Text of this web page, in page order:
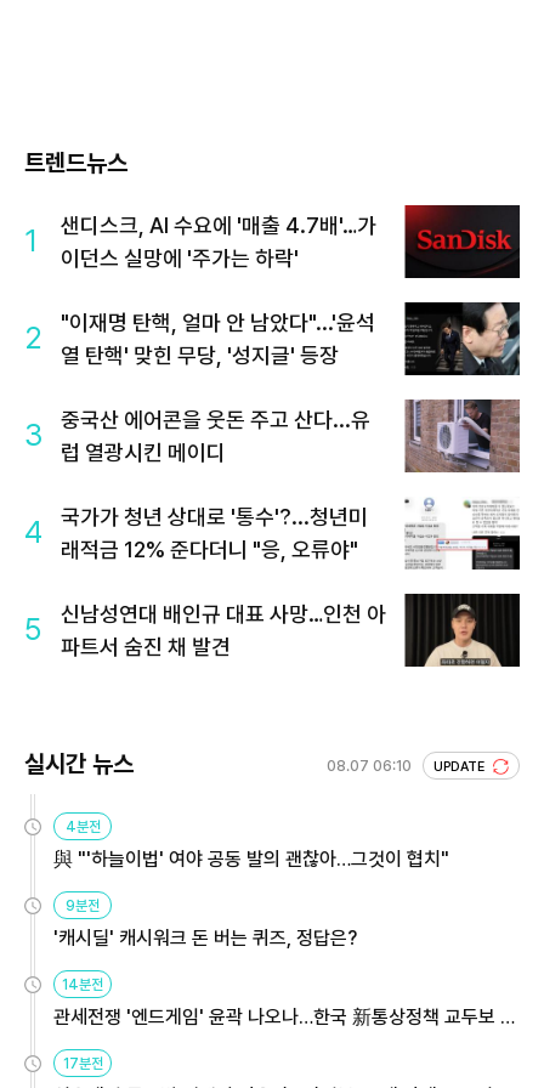
트렌드뉴스
1
샌디스크, AI 수요에 '매출 4.7배'…가
이던스 실망에 '주가는 하락'
2
"이재명 탄핵, 얼마 안 남았다"...'윤석
열 탄핵' 맞힌 무당, '성지글' 등장
3
중국산 에어콘을 웃돈 주고 산다...유
럽 열광시킨 메이디
4
국가가 청년 상대로 '통수'?...청년미
래적금 12% 준다더니 "응, 오류야"
5
신남성연대 배인규 대표 사망…인천 아
파트서 숨진 채 발견
실시간 뉴스 08.07 06:10 UPDATE
4분전
與 "'하늘이법' 여야 공동 발의 괜찮아…그것이 협치"
9분전
'캐시딜' 캐시워크 돈 버는 퀴즈, 정답은?
14분전
관세전쟁 '엔드게임' 윤곽 나오나…한국 新통상정책 교두보 활
17분전